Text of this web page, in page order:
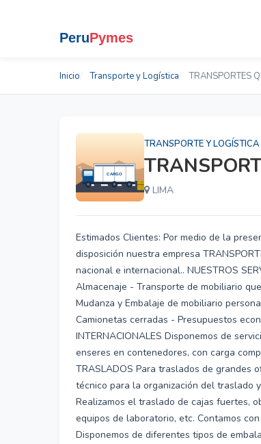
Inicio Transporte y Logística TRANSPORTES
TRANSPORTE Y LOGÍSTICA
LIMA
Estimados Clientes: Por medio de la
disposición nuestra empresa
nacional e internacional.. NUESTROS
Almacenaje - Transporte de mobiliario
Mudanza y Embalaje de mobiliario
Camionetas cerradas - Presupuestos
INTERNACIONALES Disponemos de
enseres en contenedores, con carga
TRASLADOS Para traslados de grandes
técnico para la organización del traslado y
Realizamos el traslado de cajas fuertes,
equipos de laboratorio, etc. Contamos
Disponemos de diferentes tipos de